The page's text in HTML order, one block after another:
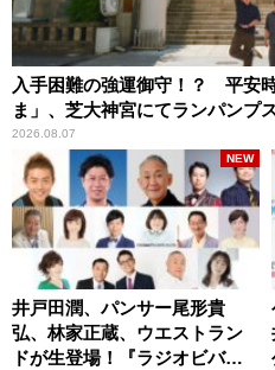
入手困難の強運御守！？ 平安
ま」、芝大神宮にてランパンプ
2026.08.07
井戸田潤、パンサー尾形貴
弘、林家正蔵、ウエストラン
ドが生登場！『ラジオビバリ
NEW